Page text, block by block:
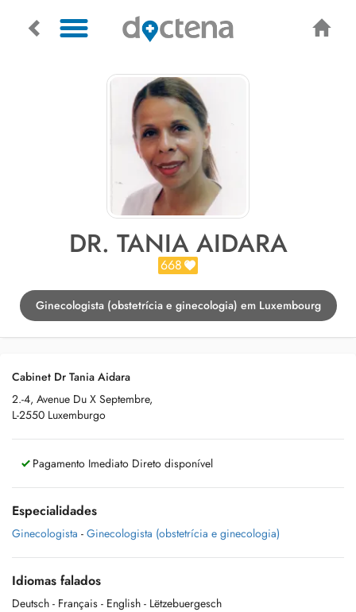
DR. TANIA AIDARA
668
Ginecologista (obstetrícia e ginecologia) em Luxembourg
Cabinet Dr Tania Aidara
2.-4, Avenue Du X Septembre,
L-2550 Luxemburgo
Pagamento Imediato Direto disponível
Especialidades
Ginecologista - Ginecologista (obstetrícia e ginecologia)
Idiomas falados
Deutsch - Français - English - Lëtzebuergesch